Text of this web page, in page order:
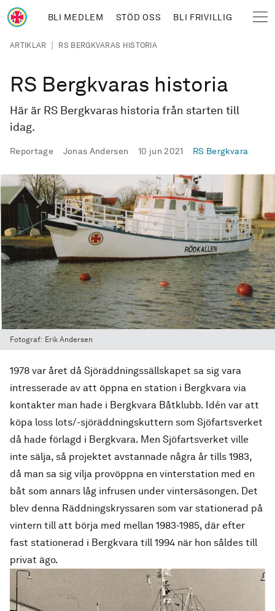
Hoppa till huvudinnehåll
BLI MEDLEM STÖD OSS BLI FRIVILLIG
Länkstig
ARTIKLAR | RS BERGKVARAS HISTORIA
RS Bergkvaras historia
Här är RS Bergkvaras historia från starten till
idag.
Reportage Jonas Andersen Publicerad
10 jun 2021 RS Bergkvara
Fotograf: Erik Andersen
1978 var året då Sjöräddningssällskapet sa sig vara
intresserade av att öppna en station i Bergkvara via
kontakter man hade i Bergkvara Båtklubb. Idén var att
köpa loss lots/-sjöräddningskuttern som Sjöfartsverket
då hade förlagd i Bergkvara. Men Sjöfartsverket ville
inte sälja, så projektet avstannade några år tills 1983,
då man sa sig vilja provöppna en vinterstation med en
båt som annars låg infrusen under vintersäsongen. Det
blev denna Räddningskryssaren som var stationerad på
vintern till att börja med mellan 1983-1985, där efter
fast stationerad i Bergkvara till 1994 när hon såldes till
privat ägo.